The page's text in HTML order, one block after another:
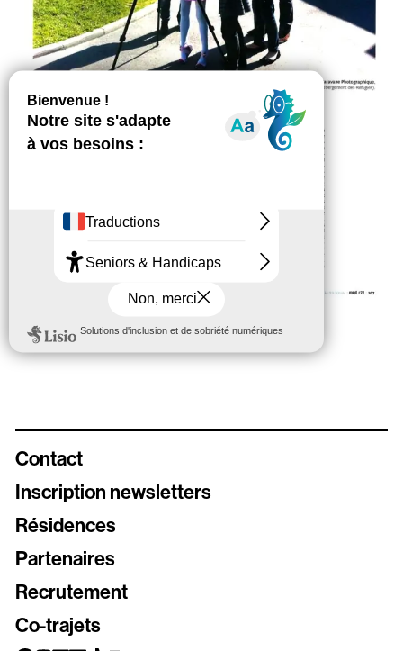
Contact
Inscription newsletters
Résidences
Partenaires
Recrutement
Co-trajets
Newsletters
Inscrivez vous aux différentes newsletters de Stereolux
Carte Stereolux
Abonnez-vous !